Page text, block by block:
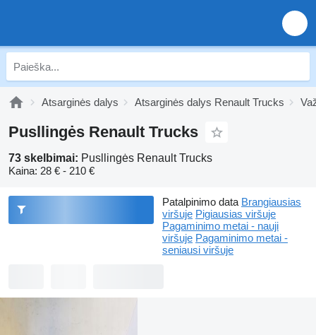
Atsarginės dalys Atsarginės dalys Renault Trucks
Pusllingės Renault Trucks
73 skelbimai: Pusllingės Renault Trucks
Kaina: 28 € - 210 €
Patalpinimo data Brangiausias
viršuje Pigiausias viršuje
Pagaminimo metai - nauji
viršuje Pagaminimo metai -
seniausi viršuje